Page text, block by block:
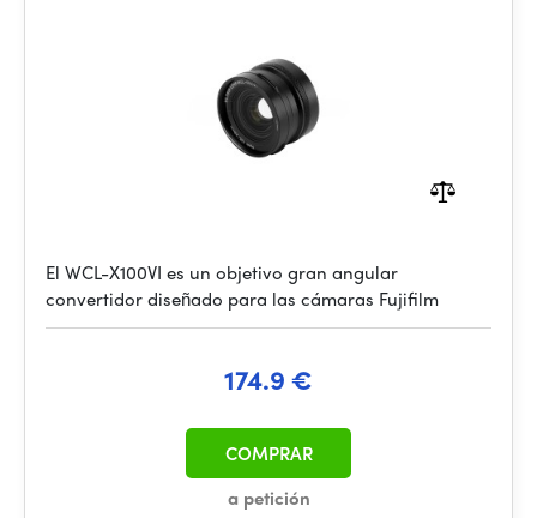
El WCL-X100VI es un objetivo gran angular
convertidor diseñado para las cámaras Fujifilm
174.9 €
a petición
COMPRAR